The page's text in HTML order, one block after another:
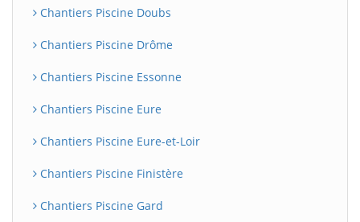
Chantiers Piscine Doubs
Chantiers Piscine Drôme
Chantiers Piscine Essonne
Chantiers Piscine Eure
Chantiers Piscine Eure-et-Loir
Chantiers Piscine Finistère
Chantiers Piscine Gard